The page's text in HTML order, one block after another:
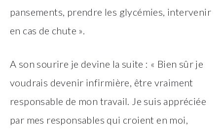
pansements, prendre les glycémies, intervenir
en cas de chute ».
A son sourire je devine la suite : « Bien sûr je
voudrais devenir infirmière, être vraiment
responsable de mon travail. Je suis appréciée
par mes responsables qui croient en moi,